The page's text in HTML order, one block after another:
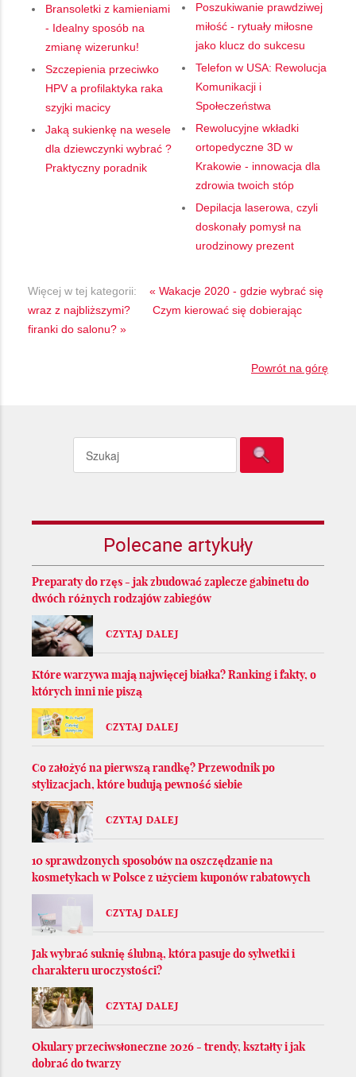
Bransoletki z kamieniami
- Idealny sposób na
zmianę wizerunku!
Szczepienia przeciwko
HPV a profilaktyka raka
szyjki macicy
Jaką sukienkę na wesele
dla dziewczynki wybrać ?
Praktyczny poradnik
Poszukiwanie prawdziwej
miłość - rytuały miłosne
jako klucz do sukcesu
Telefon w USA: Rewolucja
Komunikacji i
Społeczeństwa
Rewolucyjne wkładki
ortopedyczne 3D w
Krakowie - innowacja dla
zdrowia twoich stóp
Depilacja laserowa, czyli
doskonały pomysł na
urodzinowy prezent
Więcej w tej kategorii:
« Wakacje 2020 - gdzie wybrać się
wraz z najbliższymi?
Czym kierować się dobierając
firanki do salonu? »
Powrót na górę
Polecane artykuły
Preparaty do rzęs - jak zbudować zaplecze gabinetu do
dwóch różnych rodzajów zabiegów
CZYTAJ DALEJ
Które warzywa mają najwięcej białka? Ranking i fakty, o
których inni nie piszą
CZYTAJ DALEJ
Co założyć na pierwszą randkę? Przewodnik po
stylizacjach, które budują pewność siebie
CZYTAJ DALEJ
10 sprawdzonych sposobów na oszczędzanie na
kosmetykach w Polsce z użyciem kuponów rabatowych
CZYTAJ DALEJ
Jak wybrać suknię ślubną, która pasuje do sylwetki i
charakteru uroczystości?
CZYTAJ DALEJ
Okulary przeciwsłoneczne 2026 - trendy, kształty i jak
dobrać do twarzy